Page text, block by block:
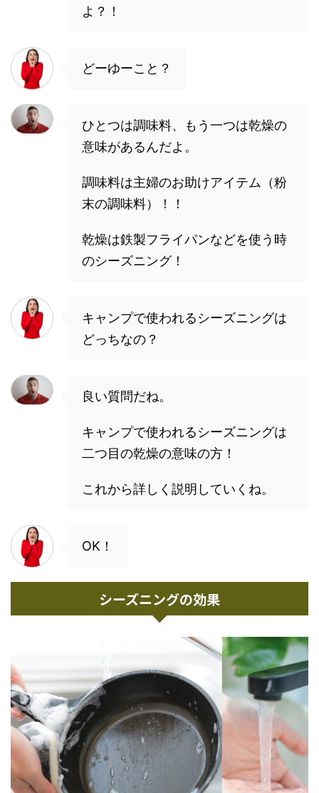
よ？！
どーゆーこと？
ひとつは調味料、もう一つは乾燥の
意味があるんだよ。
調味料は主婦のお助けアイテム（粉
末の調味料）！！
乾燥は鉄製フライパンなどを使う時
のシーズニング！
キャンプで使われるシーズニングは
どっちなの？
良い質問だね。
キャンプで使われるシーズニングは
二つ目の乾燥の意味の方！
これから詳しく説明していくね。
OK！
シーズニングの効果